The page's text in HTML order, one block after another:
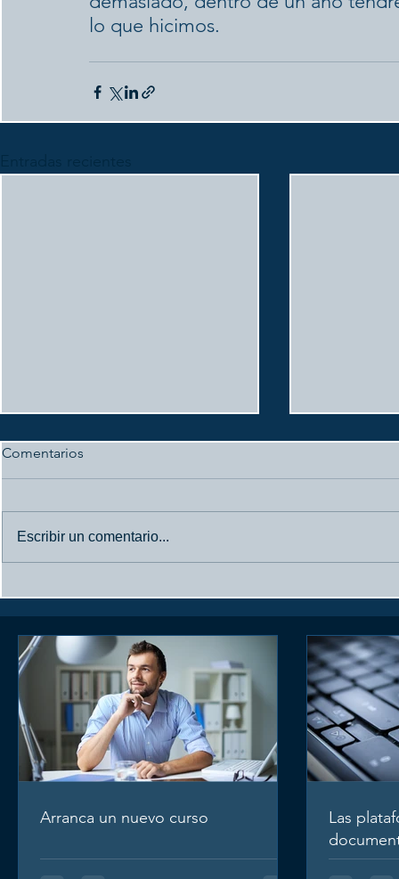
lo que hicimos.
Arranca un nuevo curso
Comentarios
Escribir un comentario...
Arranca un nuevo curso
Las